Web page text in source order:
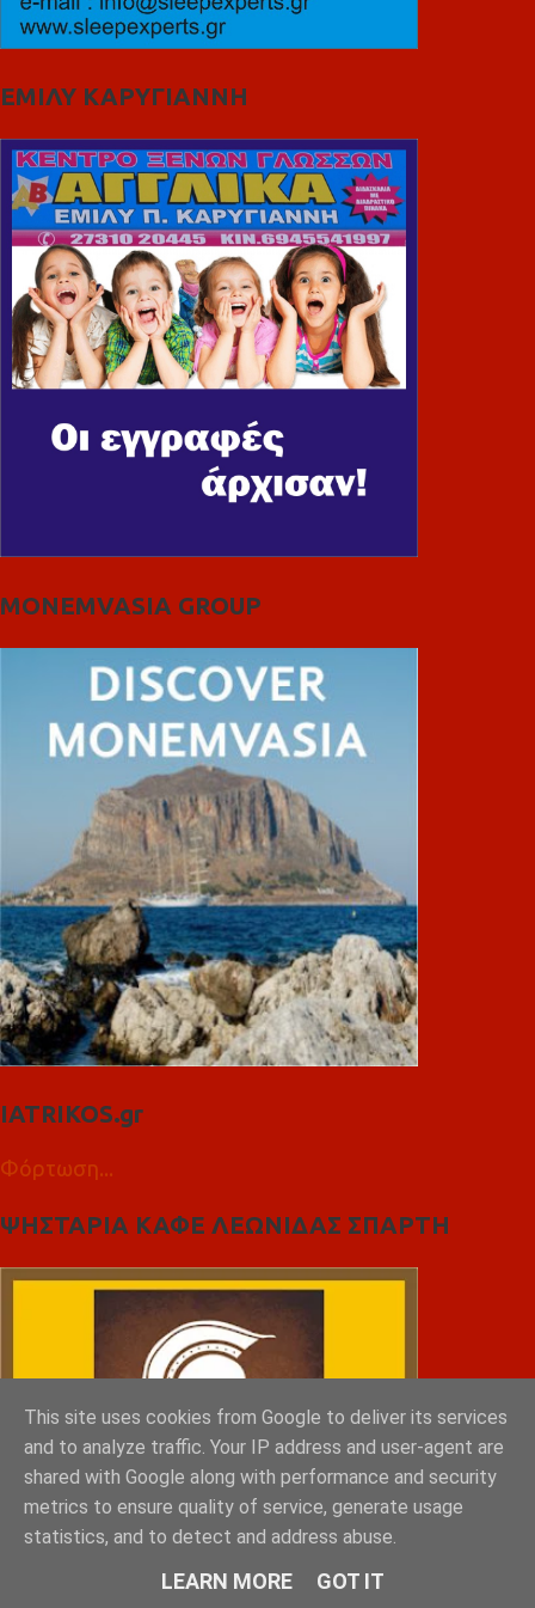
ΕΜΙΛΥ ΚΑΡΥΓΙΑΝΝΗ
MONEMVASIA GROUP
IATRIKOS.gr
Φόρτωση...
ΨΗΣΤΑΡΙΑ ΚΑΦΕ ΛΕΩΝΙΔΑΣ ΣΠΑΡΤΗ
This site uses cookies from Google to deliver its services
and to analyze traffic. Your IP address and user-agent are
shared with Google along with performance and security
metrics to ensure quality of service, generate usage
statistics, and to detect and address abuse.
LEARN MORE GOT IT